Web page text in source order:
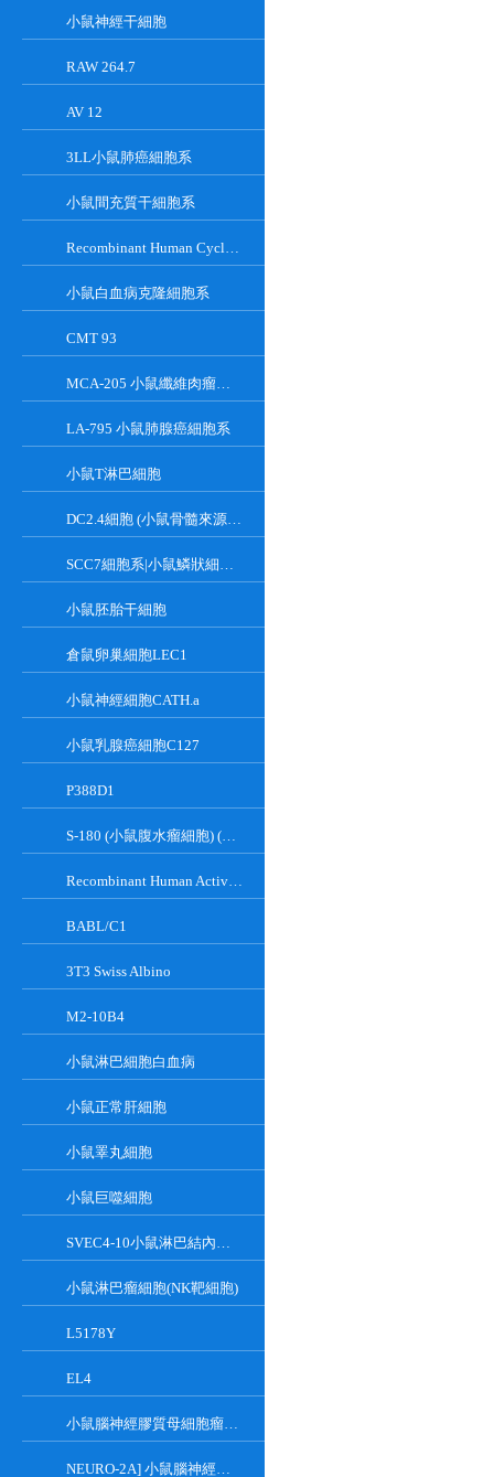
小鼠神經干細胞
RAW 264.7
AV 12
3LL小鼠肺癌細胞系
小鼠間充質干細胞系
Recombinant Human Cyclin-Dependent Kinase Inhibitor 2A
小鼠白血病克隆細胞系
CMT 93
MCA-205 小鼠纖維肉瘤細胞系
LA-795 小鼠肺腺癌細胞系
小鼠T淋巴細胞
DC2.4細胞 (小鼠骨髓來源樹突狀細胞)
SCC7細胞系|小鼠鱗狀細胞癌細胞
小鼠胚胎干細胞
倉鼠卵巢細胞LEC1
小鼠神經細胞CATH.a
小鼠乳腺癌細胞C127
P388D1
S-180 (小鼠腹水瘤細胞) (種屬鑒定正確)
Recombinant Human Active Focal Adhesion Kinase
BABL/C1
3T3 Swiss Albino
M2-10B4
小鼠淋巴細胞白血病
小鼠正常肝細胞
小鼠睪丸細胞
小鼠巨噬細胞
SVEC4-10小鼠淋巴結內皮細胞
小鼠淋巴瘤細胞(NK靶細胞)
L5178Y
EL4
小鼠腦神經膠質母細胞瘤瘤株
NEURO-2A] 小鼠腦神經瘤細胞